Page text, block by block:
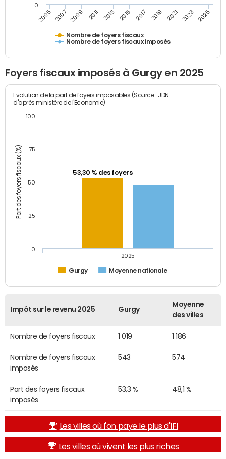
Nombre de foyers fiscaux
Nombre de foyers fiscaux imposés
2005 2007 2009 2011 2013 2015 2017 2019 2021 2023 2025
0
Foyers fiscaux imposés à Gurgy en 2025
Part des foyers fiscaux (%)
Evolution de la part de foyers imposables (Source : JDN
d'après ministère de l'Economie)
53,30 % des foyers
Gurgy Moyenne nationale
2025
0
25
50
75
100
Impôt sur le revenu 2025 Gurgy
Moyenne
des villes
Nombre de foyers fiscaux 1 019 1 186
Nombre de foyers fiscaux
imposés
543 574
Part des foyers fiscaux
imposés
53,3 % 48,1 %
Les villes où l'on paye le plus d'IFI
Les villes où vivent les plus riches